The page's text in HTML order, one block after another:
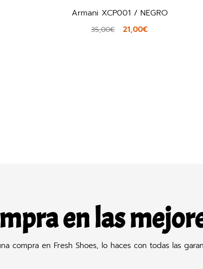
Michael Kors 40S3GMFA1 / NEGRO
119,00€ 71,40€
en las
compra en Fresh Shoes, lo haces con todas las